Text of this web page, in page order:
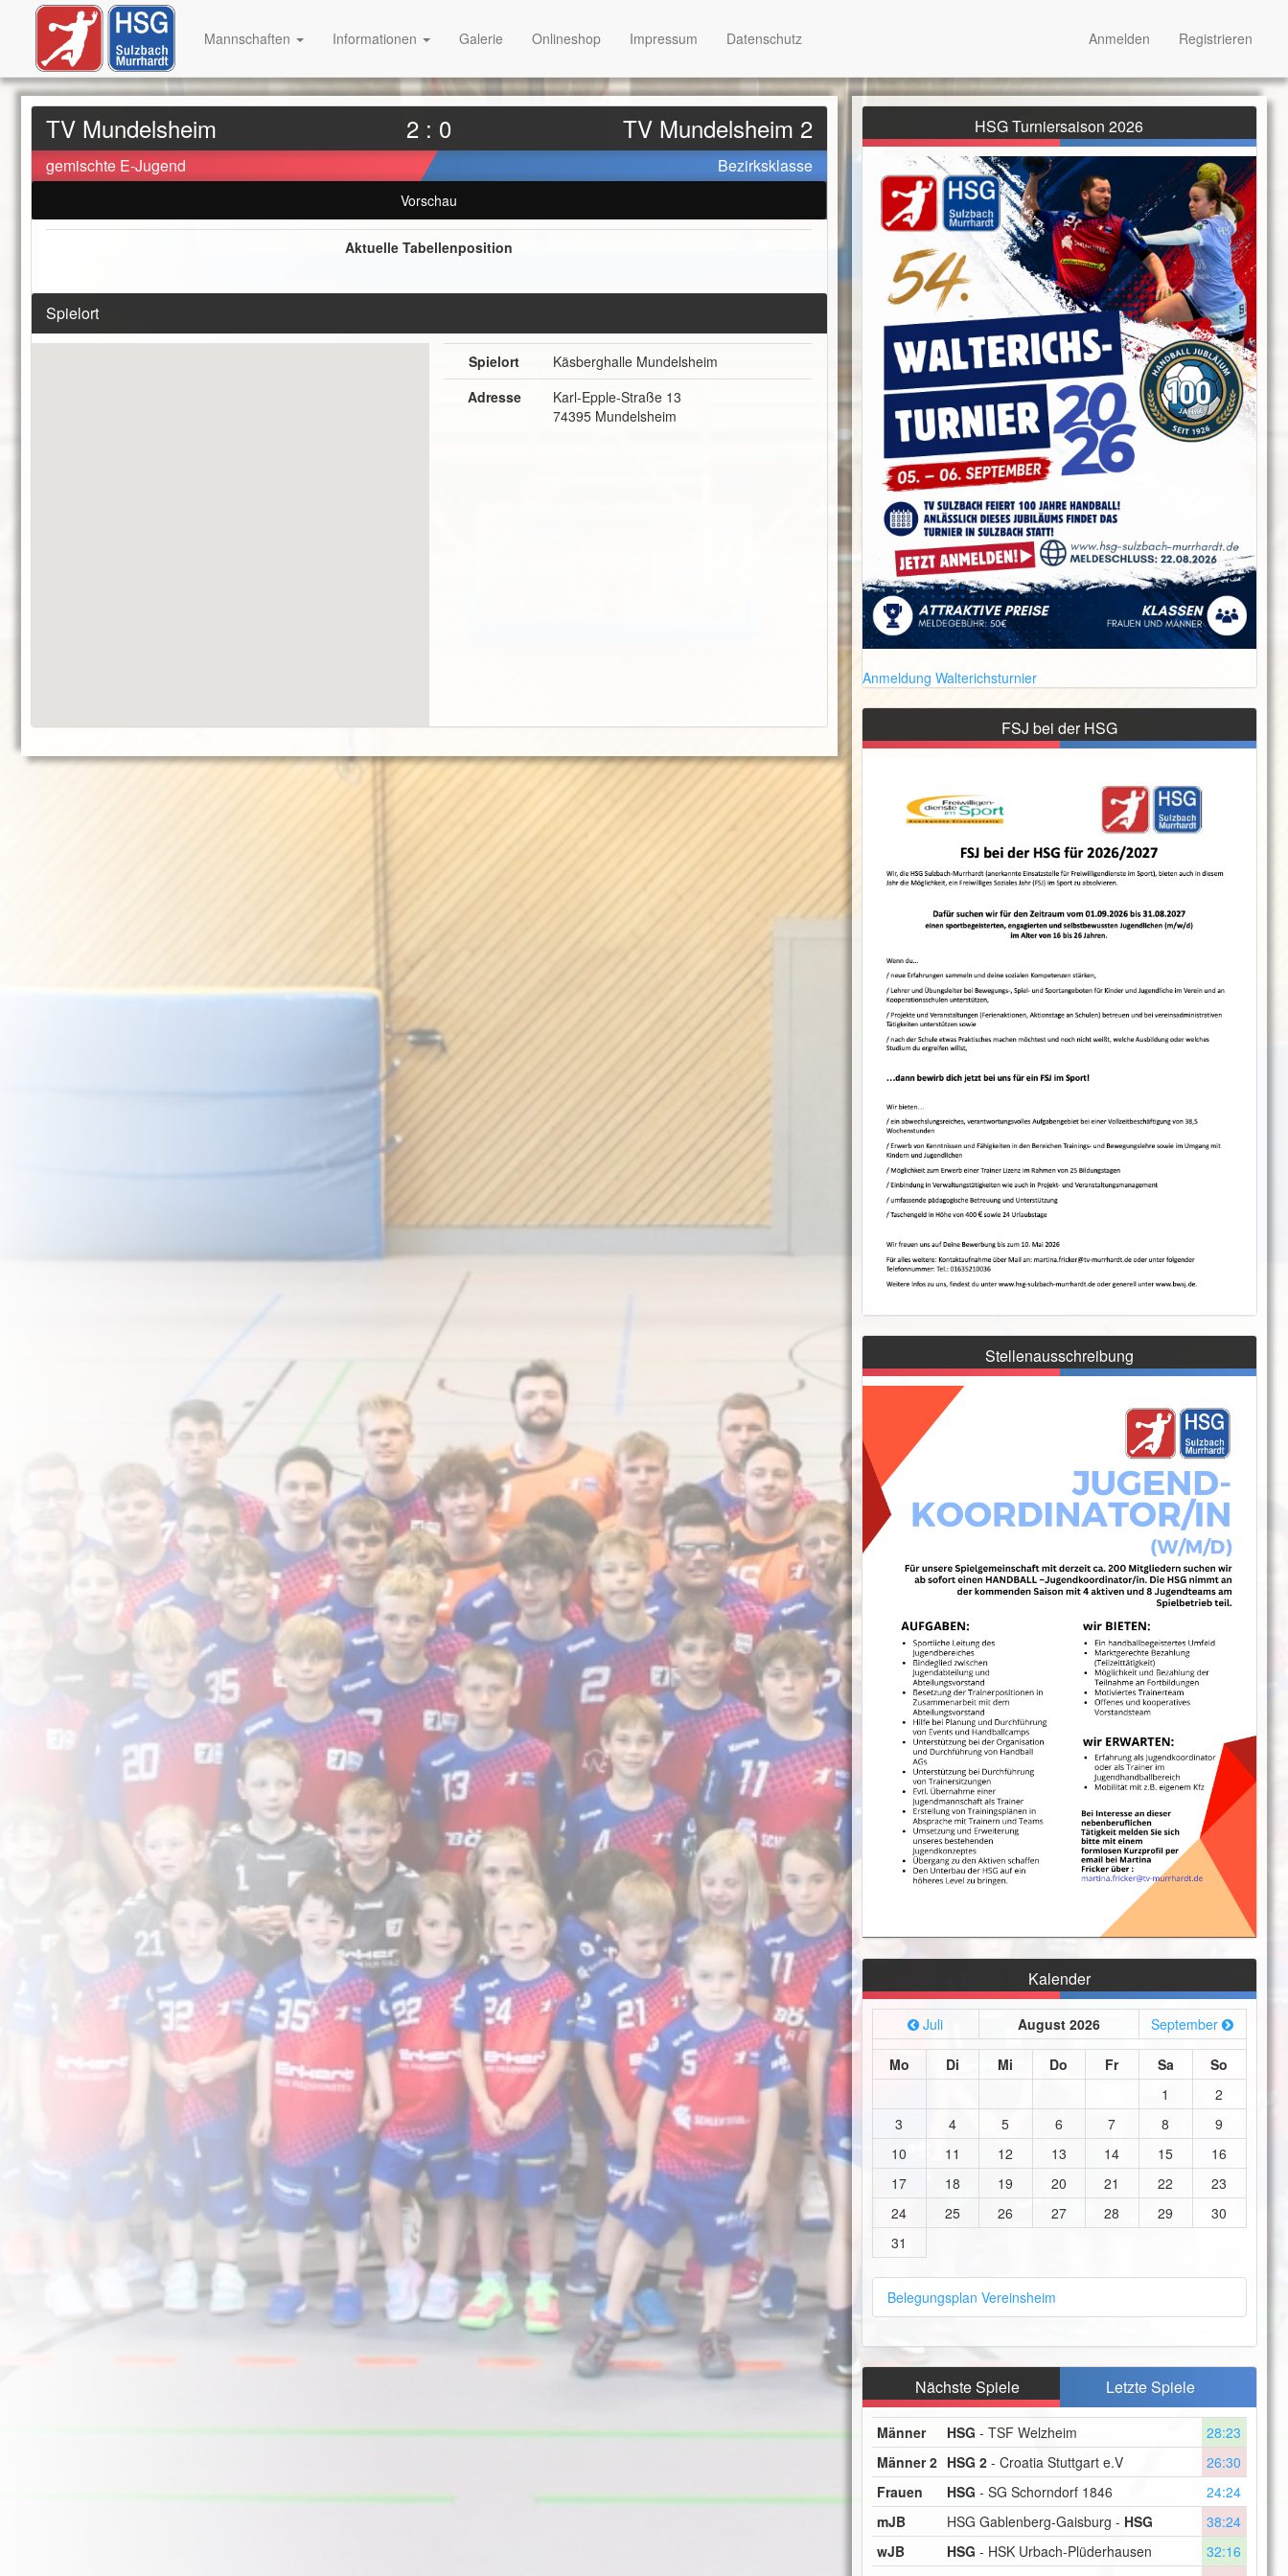
TV Mundelsheim 2 : 0 TV Mundelsheim 2
gemischte E-Jugend Bezirksklasse
Vorschau
Aktuelle Tabellenposition
Spielort
Spielort
Käsberghalle Mundelsheim
Adresse
Karl-Epple-Straße 13
74395 Mundelsheim
HSG Turniersaison 2026
Anmeldung Walterichsturnier
FSJ bei der HSG
Stellenausschreibung
Kalender
Juli August 2026 September
Mo Di Mi Do Fr Sa
So
1
2
3
4 5 6 7 8
9
10
11 12 13 14 15
16
17
18 19 20 21 22
23
24
25 26 27 28 29
30
31
Belegungsplan Vereinsheim
Nächste Spiele Letzte Spiele
Männer HSG - TSF Welzheim
28:23
Männer 2 HSG 2- Croatia Stuttgart e.V
26:30
Frauen
HSG - SG Schorndorf 1846
24:24
mJB
HSG Gablenberg-Gaisburg - HSG
38:24
wJB
HSG - HSK Urbach-Plüderhausen
32:16
Mannschaften Informationen Galerie Onlineshop Impressum Datenschutz Anmelden Registrieren